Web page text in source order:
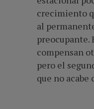
crecimiento
al
preocupante.
compensan
pero el
que no acabe